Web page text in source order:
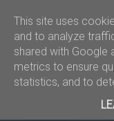
This site uses
and to analyze
shared with Google
metrics to ensure
statistics, and to